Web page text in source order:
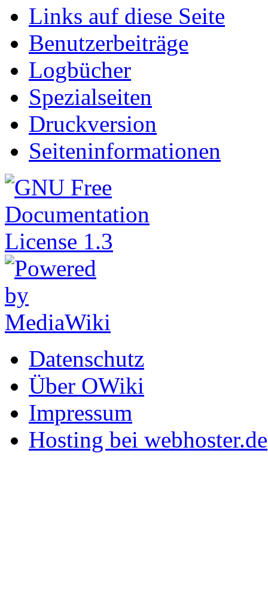
Links auf diese Seite
Benutzerbeiträge
Logbücher
Spezialseiten
Druckversion
Seiteninformationen
Datenschutz
Über OWiki
Impressum
Hosting bei webhoster.de